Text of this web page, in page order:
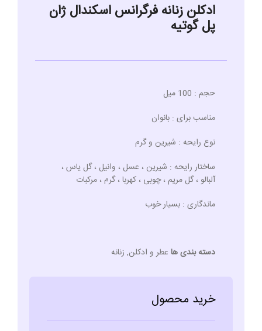
ادکلن زنانه فرگرانس اسکندال ژان
پل گوتیه
حجم : 100 میل
مناسب برای : بانوان
نوع رایحه : شیرین و گرم
ساختار رایحه : شیرین ، عسل ، وانیل ، گل یاس ،
آلبالو ، گل مریم ، چوبی ، کهربا ، گرم ، مرکبات
ماندگاری : بسیار خوب
دسته بندی ها عطر و ادکلن, زنانه
خرید محصول